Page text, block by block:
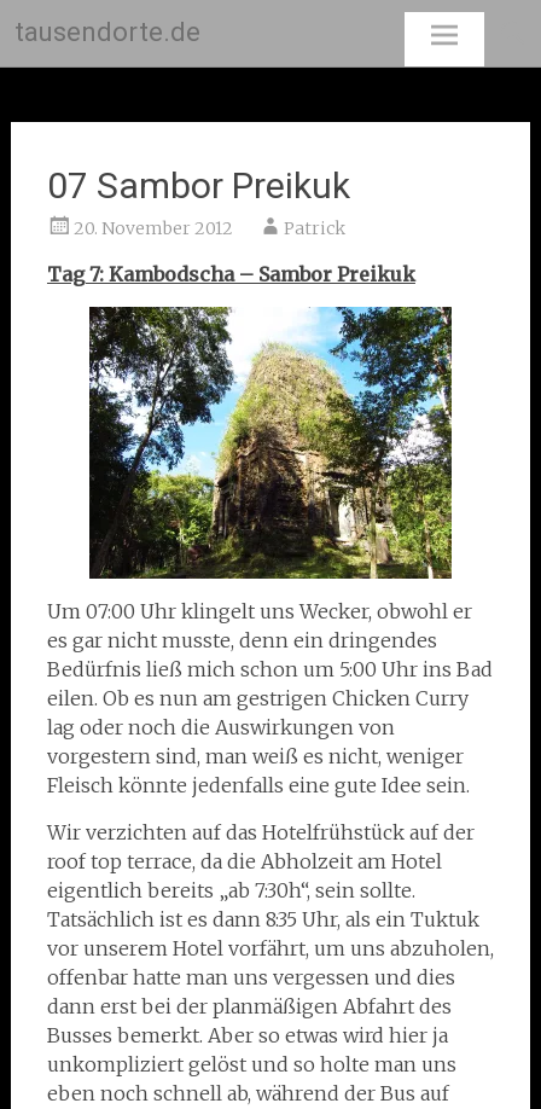
tausendorte.de
07 Sambor Preikuk
20. November 2012 Patrick
Tag 7: Kambodscha – Sambor Preikuk
Um 07:00 Uhr klingelt uns Wecker, obwohl er
es gar nicht musste, denn ein dringendes
Bedürfnis ließ mich schon um 5:00 Uhr ins Bad
eilen. Ob es nun am gestrigen Chicken Curry
lag oder noch die Auswirkungen von
vorgestern sind, man weiß es nicht, weniger
Fleisch könnte jedenfalls eine gute Idee sein.
Wir verzichten auf das Hotelfrühstück auf der
roof top terrace, da die Abholzeit am Hotel
eigentlich bereits „ab 7:30h“, sein sollte.
Tatsächlich ist es dann 8:35 Uhr, als ein Tuktuk
vor unserem Hotel vorfährt, um uns abzuholen,
offenbar hatte man uns vergessen und dies
dann erst bei der planmäßigen Abfahrt des
Busses bemerkt. Aber so etwas wird hier ja
unkompliziert gelöst und so holte man uns
eben noch schnell ab, während der Bus auf